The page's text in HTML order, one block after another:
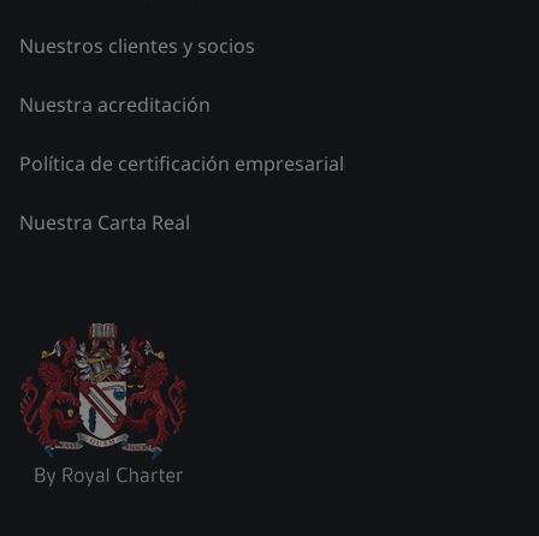
Nuestros clientes y socios
Nuestra acreditación
Política de certificación empresarial
Nuestra Carta Real